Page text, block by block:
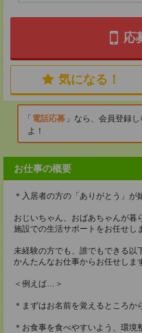
応
気になる！
電話応募
なら、会員登録
よ！
お仕事の概要
＊入居者の方の「ありがとう」が
おじいちゃん、おばあちゃんが暮
施設での生活サポートをお任せし
未経験の方でも、誰でもできる以
かんたんなお仕事からお任せしま
＜例えば…＞
＊まずはお名前を覚えるところか
＊お食事を食べやすいよう、環境